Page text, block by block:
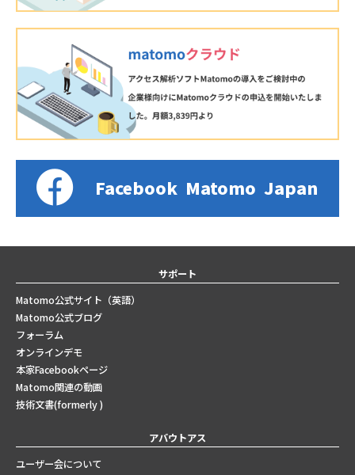
Facebook Matomo Japan
サポート
Matomo公式サイト（英語）
Matomo公式ブログ
フォーラム
オンラインデモ
本家Facebookページ
Matomo関連の動画
技術文書(formerly )
アバウトアス
ユーザー会について